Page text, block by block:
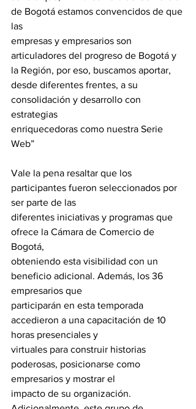
de Bogotá estamos convencidos de que
las
empresas y empresarios son
articuladores del progreso de Bogotá y
la Región, por eso, buscamos aportar,
desde diferentes frentes, a su
consolidación y desarrollo con
estrategias
enriquecedoras como nuestra Serie
Web”
Vale la pena resaltar que los
participantes fueron seleccionados por
ser parte de las
diferentes iniciativas y programas que
ofrece la Cámara de Comercio de
Bogotá,
obteniendo esta visibilidad con un
beneficio adicional. Además, los 36
empresarios que
participarán en esta temporada
accedieron a una capacitación de 10
horas presenciales y
virtuales para construir historias
poderosas, posicionarse como
empresarios y mostrar el
impacto de su organización.